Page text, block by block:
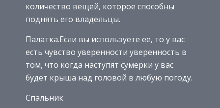
количество вещей, которое способны
поднять его владельцы.
Палатка.Если вы используете ее, то у вас
есть чувство уверенности уверенность в
том, что когда наступят сумерки у вас
будет крыша над головой в любую погоду.
Спальник